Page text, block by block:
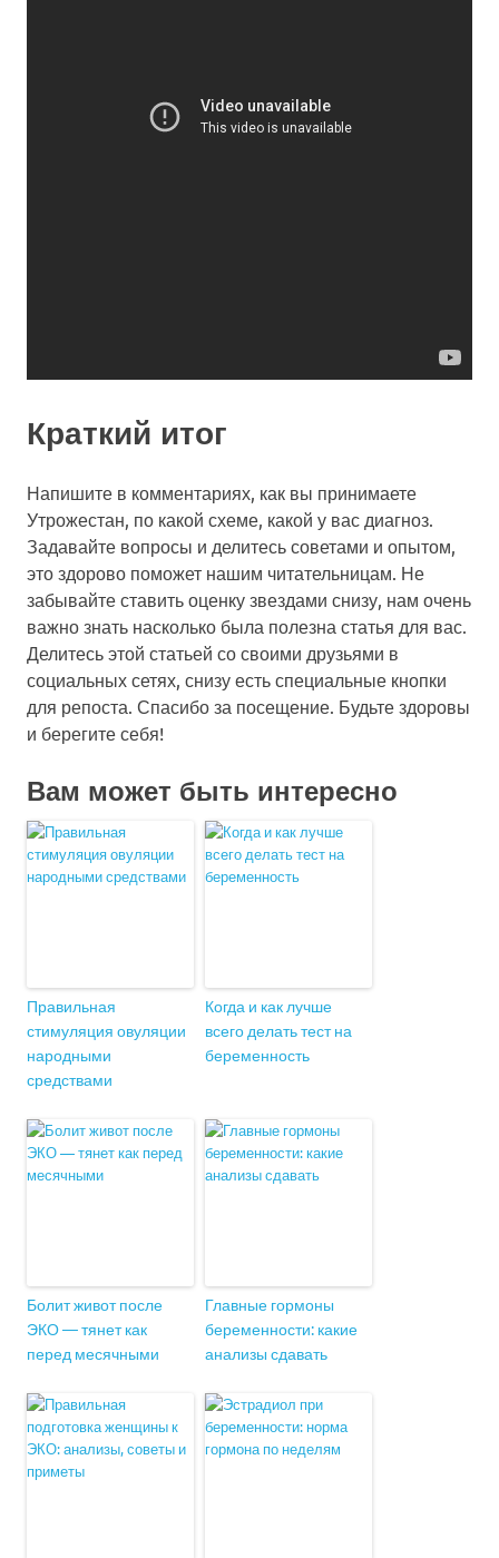
Краткий итог
Напишите в комментариях, как вы принимаете
Утрожестан, по какой схеме, какой у вас диагноз.
Задавайте вопросы и делитесь советами и опытом,
это здорово поможет нашим читательницам. Не
забывайте ставить оценку звездами снизу, нам очень
важно знать насколько была полезна статья для вас.
Делитесь этой статьей со своими друзьями в
социальных сетях, снизу есть специальные кнопки
для репоста. Спасибо за посещение. Будьте здоровы
и берегите себя!
Вам может быть интересно
Правильная
стимуляция овуляции
народными
средствами
Когда и как лучше
всего делать тест на
беременность
Болит живот после
ЭКО — тянет как
перед месячными
Главные гормоны
беременности: какие
анализы сдавать